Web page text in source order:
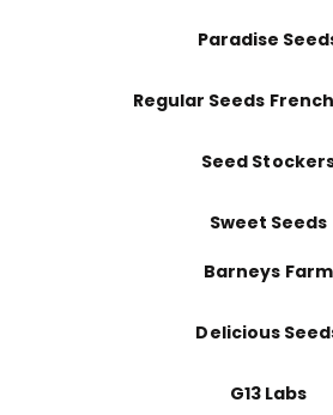
Paradise
Regular Seeds
Seed
Sweet Seeds
Barneys Farm
Delicious
G13 Labs